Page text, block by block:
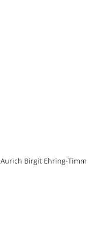
Birgit Ehring-Timm